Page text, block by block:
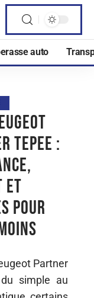
auto
Tepee :
et
pour
Partner
simple au